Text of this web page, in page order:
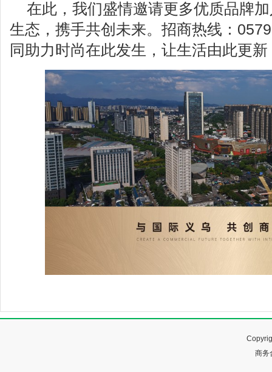
在此，我们盛情邀请更多优质品牌
生态，携手共创未来。招商热线：
同助力时尚在此发生，让生活由此更新
商